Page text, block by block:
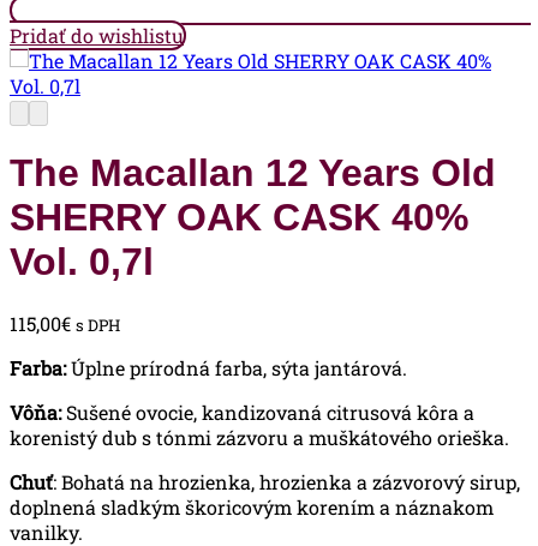
Pridať do wishlistu
The Macallan 12 Years Old
SHERRY OAK CASK 40%
Vol. 0,7l
115,00€ s DPH
Farba:Úplne prírodná farba, sýta jantárová.
Vôňa:Sušené ovocie, kandizovaná citrusová kôra a
korenistý dub s tónmi zázvoru a muškátového orieška.
Chuť: Bohatá na hrozienka, hrozienka a zázvorový sirup,
doplnená sladkým škoricovým korením a náznakom
vanilky.